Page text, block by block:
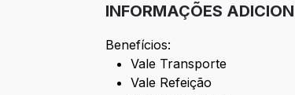
INFORMAÇÕES
Benefícios:
Vale Transporte
Vale Refeição